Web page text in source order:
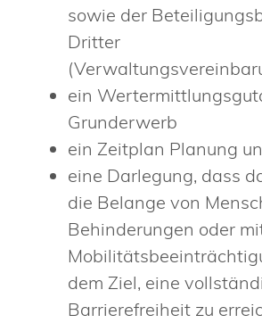
sowie der
Dritter
ein
Grunderwerb
ein Zeitplan Planung
eine Darlegung, dass
die Belange von
Behinderungen oder
dem Ziel, eine
Barrierefreiheit zu